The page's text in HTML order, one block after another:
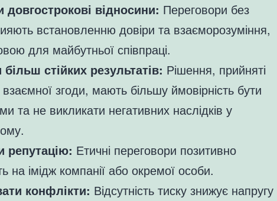
довгострокові відносини: Переговори без
встановленню довіри та взаєморозуміння,
для майбутньої співпраці.
стійких результатів: Рішення, прийняті
взаємної згоди, мають більшу ймовірність бути
та не викликати негативних наслідків у
репутацію: Етичні переговори позитивно
на імідж компанії або окремої особи.
конфлікти: Відсутність тиску знижує напругу